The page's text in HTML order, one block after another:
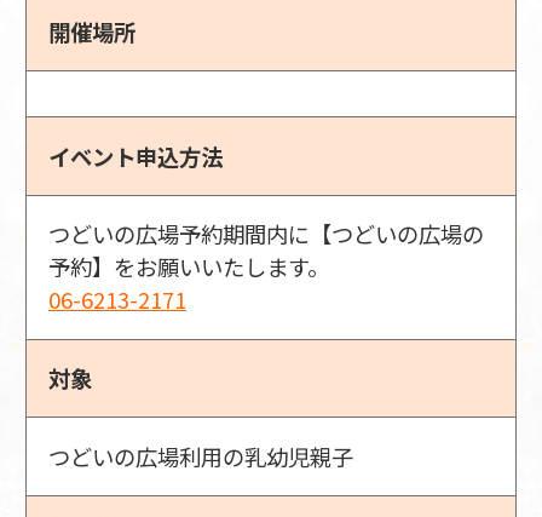
開催場所
イベント申込方法
つどいの広場予約期間内に【つどいの広場の
予約】をお願いいたします。
06-6213-2171
対象
つどいの広場利用の乳幼児親子